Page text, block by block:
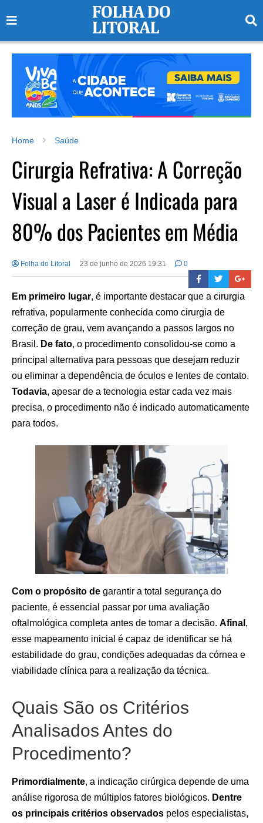
Home Saúde
Cirurgia Refrativa: A Correção
Visual a Laser é Indicada para
80% dos Pacientes em Média
Folha do Litoral 23 de junho de 2026 19:31 0
Em primeiro lugar, é importante destacar que a cirurgia
refrativa, popularmente conhecida como cirurgia de
correção de grau, vem avançando a passos largos no
Brasil. De fato, o procedimento consolidou-se como a
principal alternativa para pessoas que desejam reduzir
ou eliminar a dependência de óculos e lentes de contato.
Todavia, apesar de a tecnologia estar cada vez mais
precisa, o procedimento não é indicado automaticamente
para todos.
Com o propósito de garantir a total segurança do
paciente, é essencial passar por uma avaliação
oftalmológica completa antes de tomar a decisão. Afinal ,
esse mapeamento inicial é capaz de identificar se há
estabilidade do grau, condições adequadas da córnea e
viabilidade clínica para a realização da técnica.
Quais São os Critérios
Analisados Antes do
Procedimento?
Primordialmente, a indicação cirúrgica depende de uma
análise rigorosa de múltiplos fatores biológicos. Dentre
os principais critérios observados pelos especialistas,